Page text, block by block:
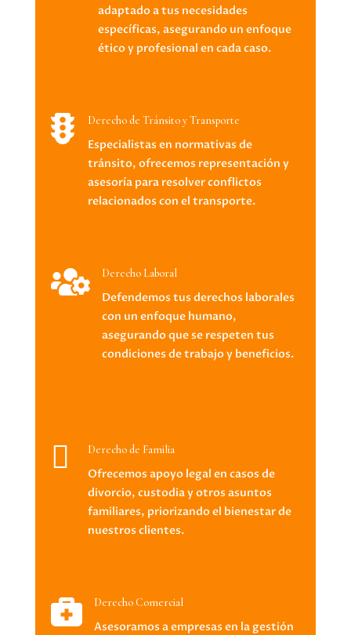
adaptado a tus necesidades
específicas, asegurando un enfoque
ético y profesional en cada caso.
 Derecho de Tránsito y Transporte
Especialistas en normativas de
tránsito, ofrecemos representación y
asesoría para resolver conflictos
relacionados con el transporte.
 Derecho Laboral
Defendemos tus derechos laborales
con un enfoque humano,
asegurando que se respeten tus
condiciones de trabajo y beneficios.
 Derecho de Familia
Ofrecemos apoyo legal en casos de
divorcio, custodia y otros asuntos
familiares, priorizando el bienestar de
nuestros clientes.
 Derecho Comercial
Asesoramos a empresas en la gestión